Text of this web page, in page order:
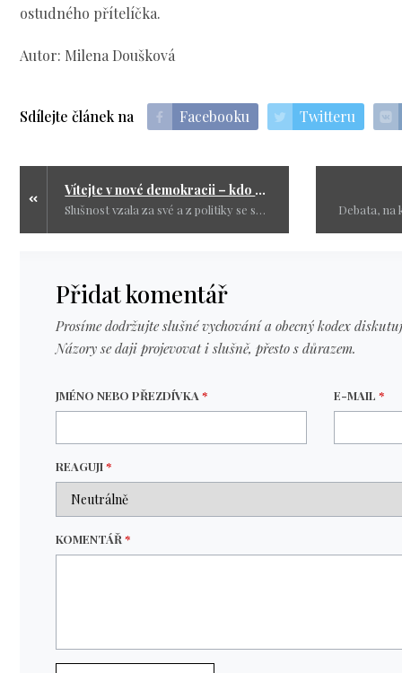
ostudného přítelíčka.
Autor: Milena Doušková
Sdílejte článek na Facebooku Twitteru
Vítejte v nové demokracii – kdo s vládou nesouhlasí, je šmejd, putinovec nebo lůza
Slušnost vzala za své a z politiky se stal závod ve sprostotě. Zatímco Forum24 křičí o „nebezpečné lůze“, senátorka Němcová posílá lidi do pekla a vládní činitelé své oponenty častují „šmejdy“ a „putinovci“. Jestli je tohle nová tvář demokracie, pak se nelze divit, že polovina národa se hrdě hlásí k titulu „lůza“.
Přidat komentář
Prosíme dodržujte slušné vychování a obecný kodex
Názory se daji projevovat i slušně, přesto s důrazem.
JMÉNO NEBO PŘEZDÍVKA* E-MAIL*
REAGUJI*
KOMENTÁŘ*